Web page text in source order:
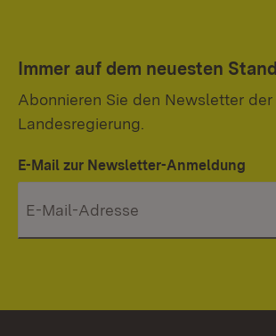
Immer auf dem neuesten Stand
Abonnieren Sie den Newsletter der
Landesregierung.
E-Mail zur Newsletter-Anmeldung